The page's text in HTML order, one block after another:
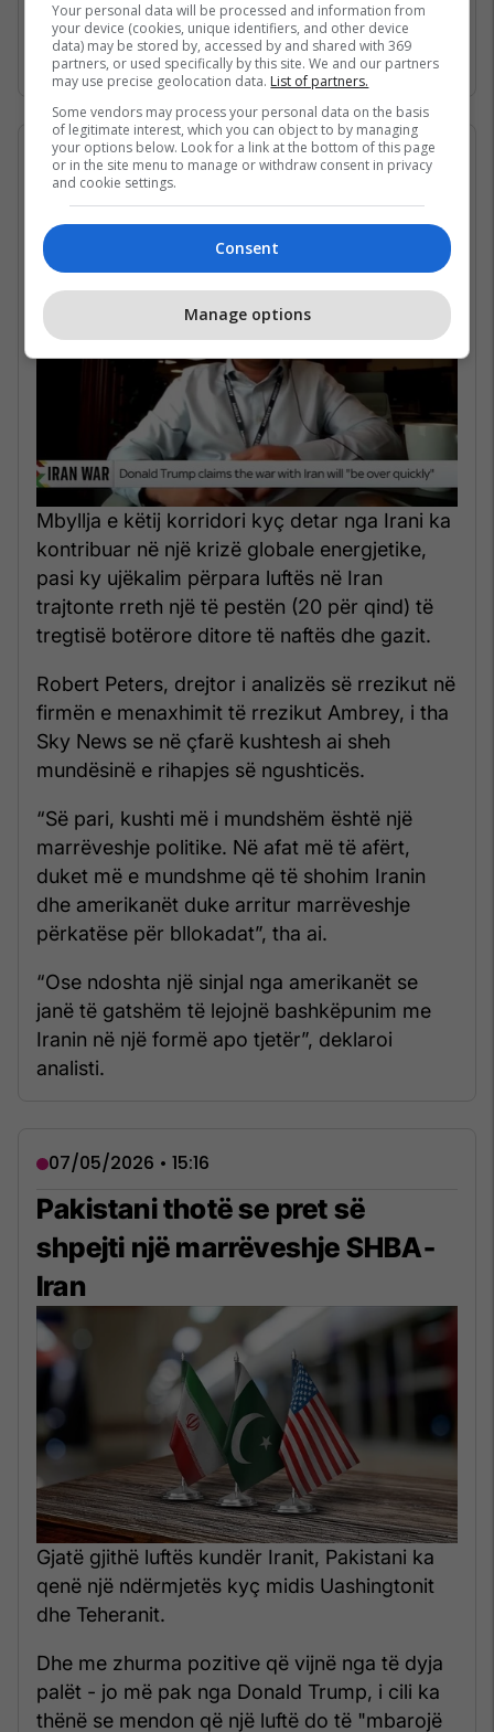
Gjirin Persik dhe nuk janë në gjendje të arrijnë
në det të hapur për shkak të bllokadës
iraniane. /Telegrafi/
07/05/2026 • 16:19
Në çfarë kushtesh mund të
rihapet Ngushtica e Hormuzit?
Mbyllja e këtij korridori kyç detar nga Irani ka
kontribuar në një krizë globale energjetike,
pasi ky ujëkalim përpara luftës në Iran
trajtonte rreth një të pestën (20 për qind) të
tregtisë botërore ditore të naftës dhe gazit.
Robert Peters, drejtor i analizës së rrezikut në
firmën e menaxhimit të rrezikut Ambrey, i tha
Sky News se në çfarë kushtesh ai sheh
mundësinë e rihapjes së ngushticës.
“Së pari, kushti më i mundshëm është një
marrëveshje politike. Në afat më të afërt,
duket më e mundshme që të shohim Iranin
dhe amerikanët duke arritur marrëveshje
përkatëse për bllokadat”, tha ai.
“Ose ndoshta një sinjal nga amerikanët se
janë të gatshëm të lejojnë bashkëpunim me
Iranin në një formë apo tjetër”, deklaroi
analisti.
07/05/2026 • 15:16
Pakistani thotë se pret së
shpejti një marrëveshje SHBA-
Iran
Gjatë gjithë luftës kundër Iranit, Pakistani ka
qenë një ndërmjetës kyç midis Uashingtonit
dhe Teheranit.
Dhe me zhurma pozitive që vijnë nga të dyja
palët - jo më pak nga Donald Trump, i cili ka
thënë se mendon që një luftë do të "mbarojë
Your personal data will be processed and information from
your device (cookies, unique identifiers, and other device
data) may be stored by, accessed by and shared with 369
partners, or used specifically by this site. We and our partners
may use precise geolocation data. List of partners.
Some vendors may process your personal data on the basis
of legitimate interest, which you can object to by managing
your options below. Look for a link at the bottom of this page
or in the site menu to manage or withdraw consent in privacy
and cookie settings.
Consent
Manage options